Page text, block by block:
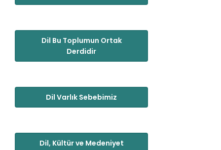
Dil Bu Toplumun Ortak
Derdidir
Dil Varlık Sebebimiz
Dil, Kültür ve Medeniyet